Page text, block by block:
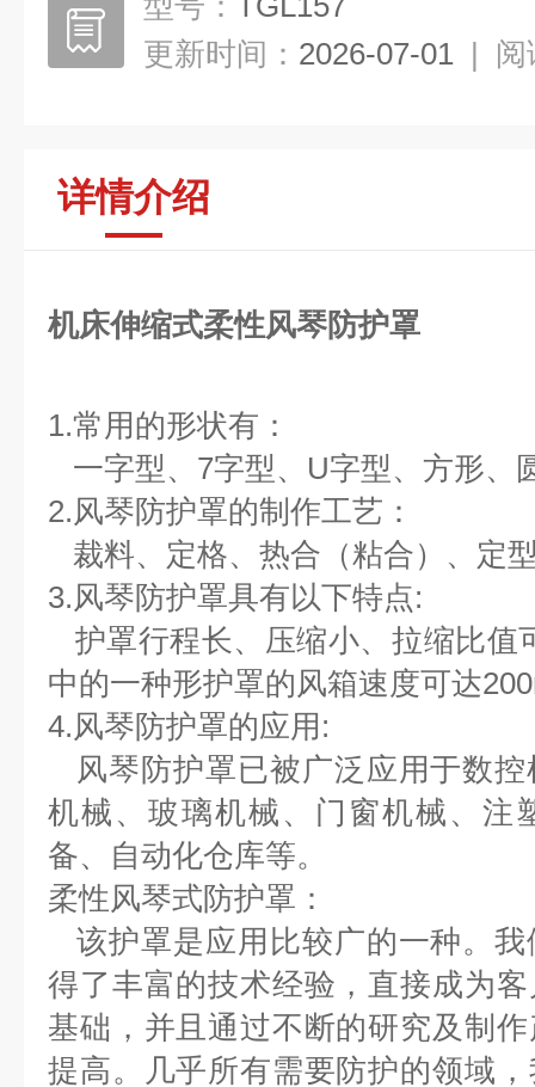
更新时间： 2026-07-01 | 阅
详情介绍
机床伸缩式柔性风琴防护罩
1.常用的形状有：
一字型、7字型、U字型、方形、
2.风琴防护罩的制作工艺：
裁料、定格、热合（粘合）、定
3.风琴防护罩具有以下特点:
护罩行程长、压缩小、拉缩比值
中的一种形护罩的风箱速度可达
4.风琴防护罩的应用:
风琴防护罩已被广泛应用于数
机械、玻璃机械、门窗机械、 注
备、自动化仓库等。
柔性风琴式防护罩：
该护罩是应用比较广的一种。
得了丰富的技术经验， 直接成为
基础，并且通过不断的研究及制
提高。几乎所有需要防护的领域